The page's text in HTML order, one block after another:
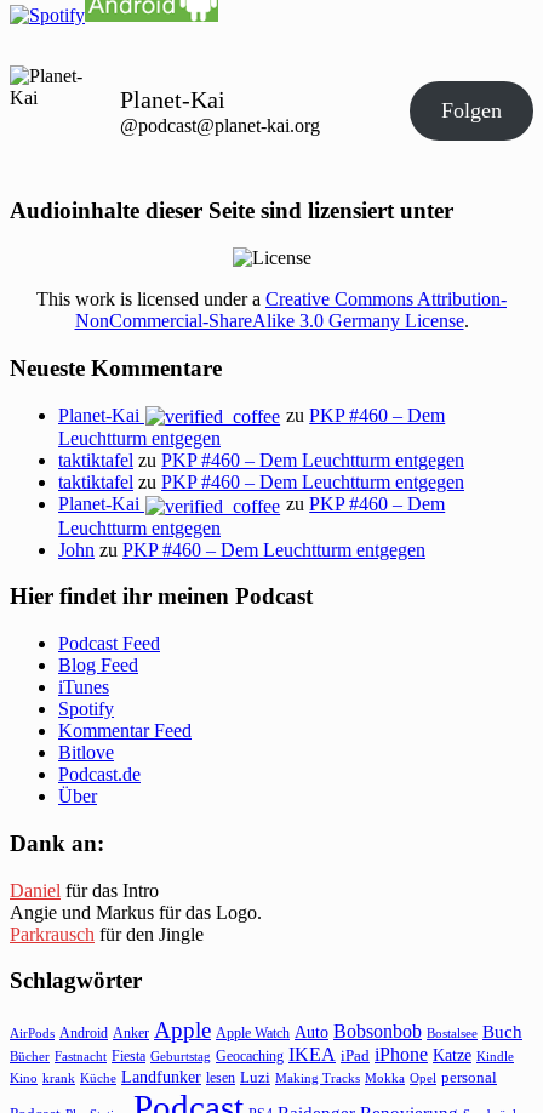
Planet-Kai
@podcast@planet-kai.org
Folgen
Audioinhalte dieser Seite sind lizensiert unter
This work is licensed under a Creative Commons Attribution-
NonCommercial-ShareAlike 3.0 Germany License.
Neueste Kommentare
Planet-Kai zuPKP #460 – Dem
Leuchtturm entgegen
taktiktafel zu PKP #460 – Dem Leuchtturm entgegen
taktiktafel zu PKP #460 – Dem Leuchtturm entgegen
Planet-Kai
zuPKP #460 – Dem
Leuchtturm entgegen
John zu PKP #460 – Dem Leuchtturm entgegen
Hier findet ihr meinen Podcast
Podcast Feed
Blog Feed
iTunes
Spotify
Kommentar Feed
Bitlove
Podcast.de
Über
Dank an:
Daniel für das Intro
Angie und Markus für das Logo.
Parkrausch für den Jingle
Schlagwörter
AirPods Android Anker Apple Apple Watch Auto Bobsonbob Bostalsee Buch
Bücher Fastnacht Fiesta Geburtstag Geocaching IKEA iPad iPhone Katze Kindle
Kino krank Küche Landfunker lesen Luzi Making Tracks Mokka Opel personal